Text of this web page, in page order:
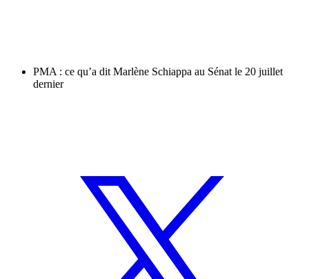
PMA : ce qu’a dit Marlène Schiappa au Sénat le 20 juillet
dernier